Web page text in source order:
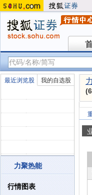
最近浏览股 我的自选股
力聚热能
行情图表